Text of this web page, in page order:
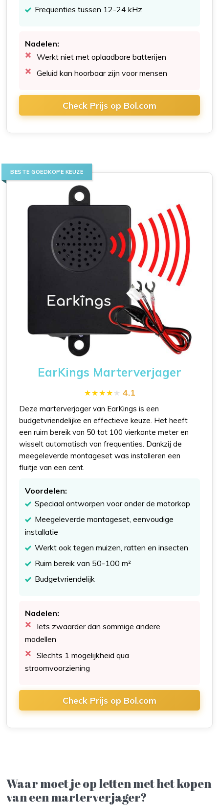
Frequenties tussen 12-24 kHz
Nadelen:
Werkt niet met oplaadbare batterijen
Geluid kan hoorbaar zijn voor mensen
Check Prijs op Bol.com
BESTE GOEDKOPE KEUZE
EarKings Marterverjager
4.1
Deze marterverjager van EarKings is een
budgetvriendelijke en effectieve keuze. Het heeft
een ruim bereik van 50 tot 100 vierkante meter en
wisselt automatisch van frequenties. Dankzij de
meegeleverde montageset was installeren een
fluitje van een cent.
Voordelen:
Speciaal ontworpen voor onder de motorkap
Meegeleverde montageset, eenvoudige
installatie
Werkt ook tegen muizen, ratten en insecten
Ruim bereik van 50-100 m²
Budgetvriendelijk
Nadelen:
Iets zwaarder dan sommige andere
modellen
Slechts 1 mogelijkheid qua
stroomvoorziening
Check Prijs op Bol.com
Waar moet je op letten met het kopen
van een marterverjager?